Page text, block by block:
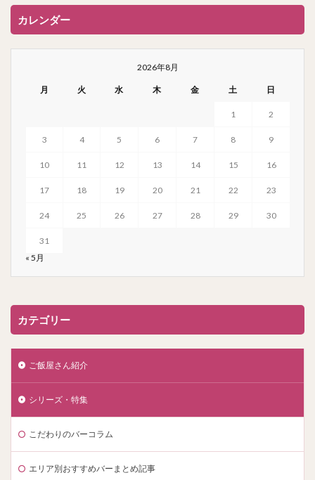
カレンダー
2026年8月
月 火 水 木 金 土 日
1 2
3 4 5 6 7 8 9
10 11 12 13 14 15 16
17 18 19 20 21 22 23
24 25 26 27 28 29 30
31
« 5月
カテゴリー
ご飯屋さん紹介
シリーズ・特集
こだわりのバーコラム
エリア別おすすめバーまとめ記事